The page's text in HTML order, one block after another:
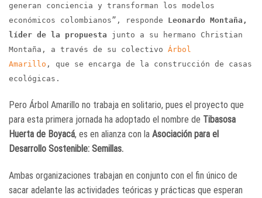
generan conciencia y transforman los modelos
económicos colombianos”, responde Leonardo Montaña,
líder de la propuesta junto a su hermano Christian
Montaña, a través de su colectivo Árbol
Amarillo , que se encarga de la construcción de casas
ecológicas.
Pero Árbol Amarillo no trabaja en solitario, pues el proyecto que
para esta primera jornada ha adoptado el nombre de Tibasosa
Huerta de Boyacá, es en alianza con la Asociación para el
Desarrollo Sostenible: Semillas.
Ambas organizaciones trabajan en conjunto con el fin único de
sacar adelante las actividades teóricas y prácticas que esperan